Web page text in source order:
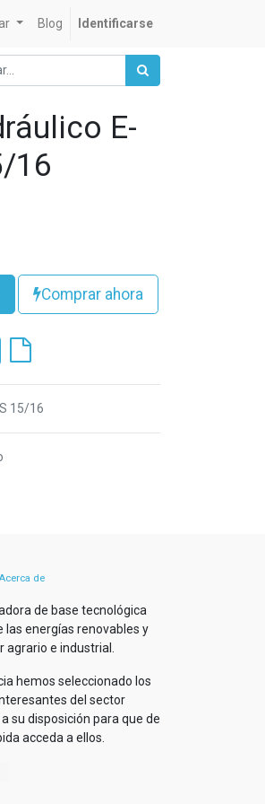
Blog Identificarse
E-
16
Comprar ahora
15/16
de
de base tecnológica
las energías renovables y
e industrial.
hemos seleccionado los
del sector
su disposición para que de
acceda a ellos.